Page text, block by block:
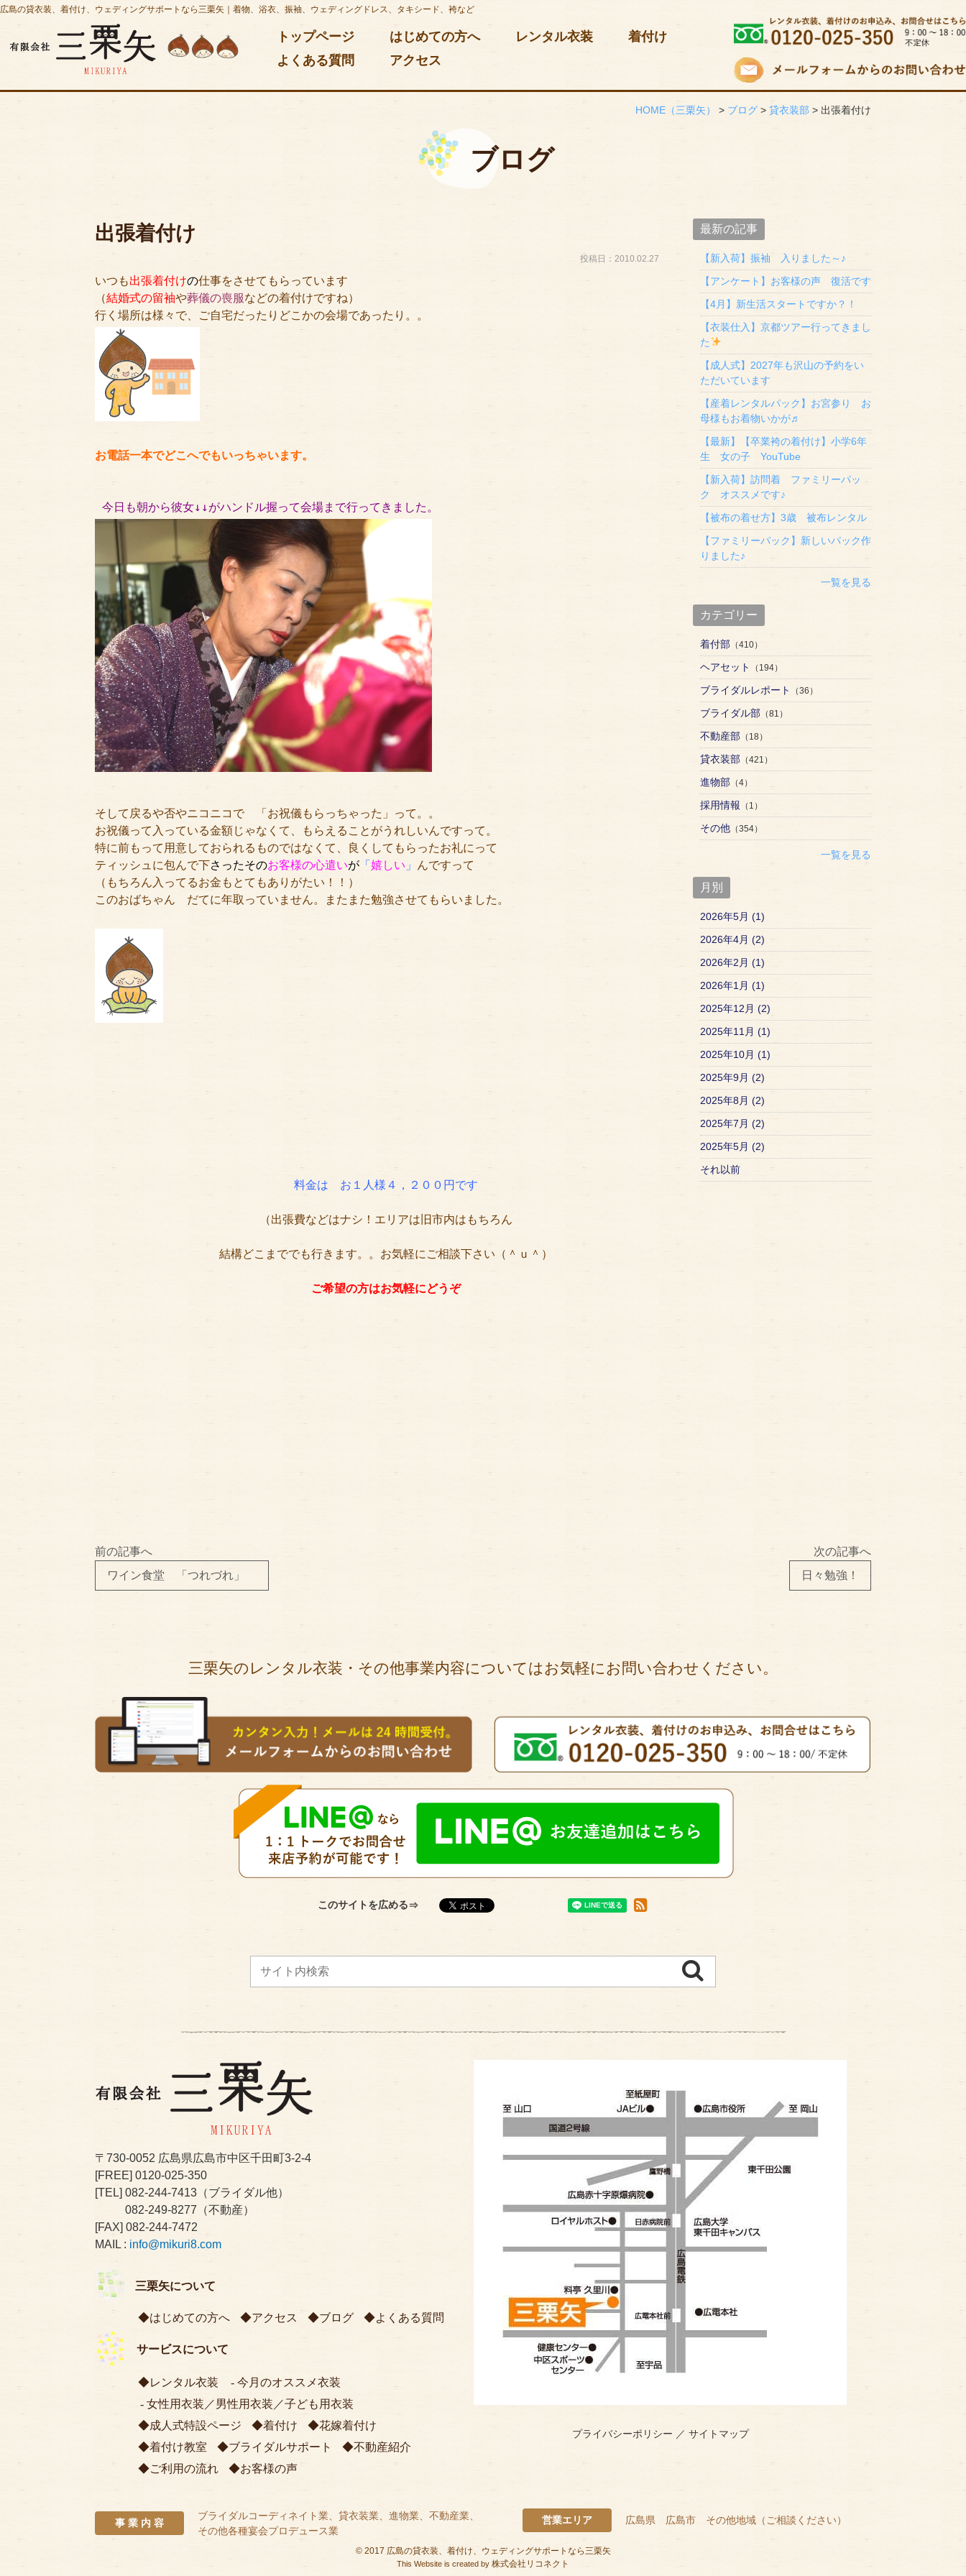
広島の貸衣装、着付け、ウェディングサポートなら三栗矢｜着物、浴衣、振袖、ウェディングドレス、タキシード、袴など
トップページ はじめての方へ レンタル衣装
着付け
よくある質問
アクセス
HOME （三栗矢） > ブログ > 貸衣装部 > 出張着付け
ブログ
出張着付け
投稿日：2010.02.27
いつも出張着付けの仕事をさせてもらっています
（結婚式の留袖や葬儀の喪服などの着付けですね）
行く場所は様々で、ご自宅だったりどこかの会場であったり。。
お電話一本でどこへでもいっちゃいます。
今日も朝から彼女↓↓がハンドル握って会場まで行ってきました。
そして戻るや否やニコニコで　「お祝儀もらっちゃった」って。。
お祝儀って入っている金額じゃなくて、もらえることがうれしいんですって。
特に前もって用意しておられるものではなくて、良くしてもらったお礼にって
ティッシュに包んで下さったそのお客様の心遣いが 「嬉しい 」 んですって
（もちろん入ってるお金もとてもありがたい！！）
このおばちゃん　だてに年取っていません。
またまた勉強させてもらいました。
料金は　お１人様４，２００円です
（出張費などはナシ！エリアは旧市内はもちろん
結構どこまででも行きます。。お気軽にご相談下さい（＾ｕ＾）
ご希望の方はお気軽にどうぞ
最新の記事
【新入荷】振袖 入りました～♪
【アンケート】お客様の声 復活です
【4月】新生活スタートですか？！
【衣装仕入】京都ツアー行ってきまし
た
【成人式】2027年も沢山の予約をい
ただいています
【産着レンタルパック】お宮参り お
母様もお着物いかが♬
【最新】【卒業袴の着付け】小学6年
生 女の子 YouTube
【新入荷】訪問着 ファミリーパッ
ク オススメです♪
【被布の着せ方】3歳 被布レンタル
【ファミリーパック】新しいパック作
りました♪
一覧を見る
カテゴリー
着付部（410）
ヘアセット （194）
ブライダルレポート （36）
ブライダル部（81）
不動産部（18）
貸衣装部（421）
進物部（4）
採用情報 （1）
その他（354）
一覧を見る
月別
2026年5月 (1)
2026年4月 (2)
2026年2月 (1)
2026年1月 (1)
2025年12月 (2)
2025年11月 (1)
2025年10月 (1)
2025年9月 (2)
2025年8月 (2)
2025年7月 (2)
2025年5月 (2)
それ以前
前の記事へ
ワイン食堂 「つれづれ」
次の記事へ
日々勉強！
三栗矢のレンタル衣装・その他事業内容についてはお気軽にお問い合わせください。
このサイトを広める
〒730-0052 広島県広島市中区千田町3-2-4
[FREE] 0120-025-350
[TEL] 082-244-7413 （ブライダル他）
082-249-8277 （不動産）
[FAX] 082-244-7472
MAIL : info@mikuri8.com
三栗矢について
はじめての方へ アクセス ブログ よくある質問
サービスについて
レンタル衣装
今月のオススメ衣装
女性用衣装 ／男性用衣装 ／子ども用衣装
成人式特設ページ
着付け
花嫁着付け
着付け教室
ブライダルサポート
不動産紹介
ご利用の流れ
お客様の声
プライバシーポリシー ／ サイトマップ
事 業 内 容
ブライダルコーディネイト業、貸衣装業、進物業、不動産業、
その他各種宴会プロデュース業
営業エリア 広島県 広島市 その他地域（ご相談ください）
© 2017 広島の貸衣装、着付け、ウェディングサポートなら三栗矢
This Website is created by 株式会社リコネクト